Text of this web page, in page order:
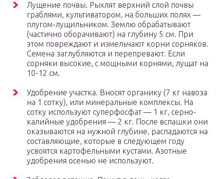
Лущение почвы. Рыхлят верхний слой почвы
граблями, культиватором, на больших полях —
плугом-лущильником. Землю обрабатывают
(частично оборачивают) на глубину 5 см. При
этом повреждают и измельчают корни сорняков.
Семена заглубляются и перепревают. Если
сорняки высокие, с мощными корнями, лущат на
10-12 см.
Удобрение участка. Вносят органику (7 кг навоза
на 1 сотку), или минеральные комплексы. На
сотку используют суперфосфат — 1 кг, серно-
калийные удобрения — 2 кг. После вспашки они
оказываются на нужной глубине, распадаются на
составляющие, которые в следующем году
усвоятся картофельными кустами. Азотные
удобрения осенью не используют.